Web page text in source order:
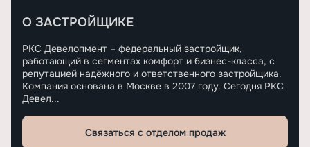
О ЗАСТРОЙЩИКЕ
РКС Девелопмент – федеральный застройщик,
работающий в сегментах комфорт и бизнес-класса, с
репутацией надёжного и ответственного застройщика.
Компания основана в Москве в 2007 году. Сегодня РКС
Девел...
Связаться с отделом продаж